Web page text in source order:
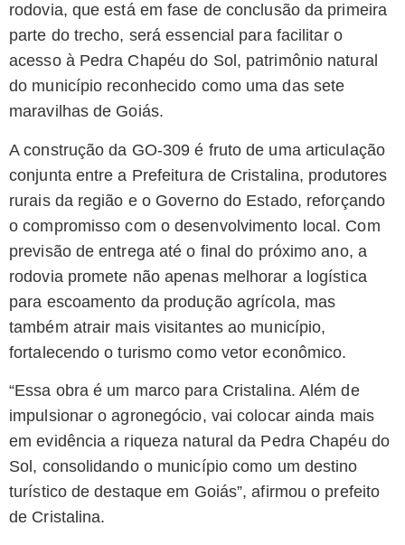
rodovia, que está em fase de conclusão da primeira
parte do trecho, será essencial para facilitar o
acesso à Pedra Chapéu do Sol, patrimônio natural
do município reconhecido como uma das sete
maravilhas de Goiás.
A construção da GO-309 é fruto de uma articulação
conjunta entre a Prefeitura de Cristalina, produtores
rurais da região e o Governo do Estado, reforçando
o compromisso com o desenvolvimento local. Com
previsão de entrega até o final do próximo ano, a
rodovia promete não apenas melhorar a logística
para escoamento da produção agrícola, mas
também atrair mais visitantes ao município,
fortalecendo o turismo como vetor econômico.
“Essa obra é um marco para Cristalina. Além de
impulsionar o agronegócio, vai colocar ainda mais
em evidência a riqueza natural da Pedra Chapéu do
Sol, consolidando o município como um destino
turístico de destaque em Goiás”, afirmou o prefeito
de Cristalina.